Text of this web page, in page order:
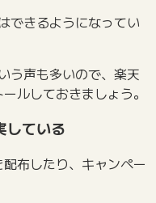
できるようになってい
う声も多いので、楽天
ルしておきましょう。
している
布したり、キャンペー